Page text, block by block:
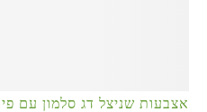
אצבעות שניצל דג סלמון עם